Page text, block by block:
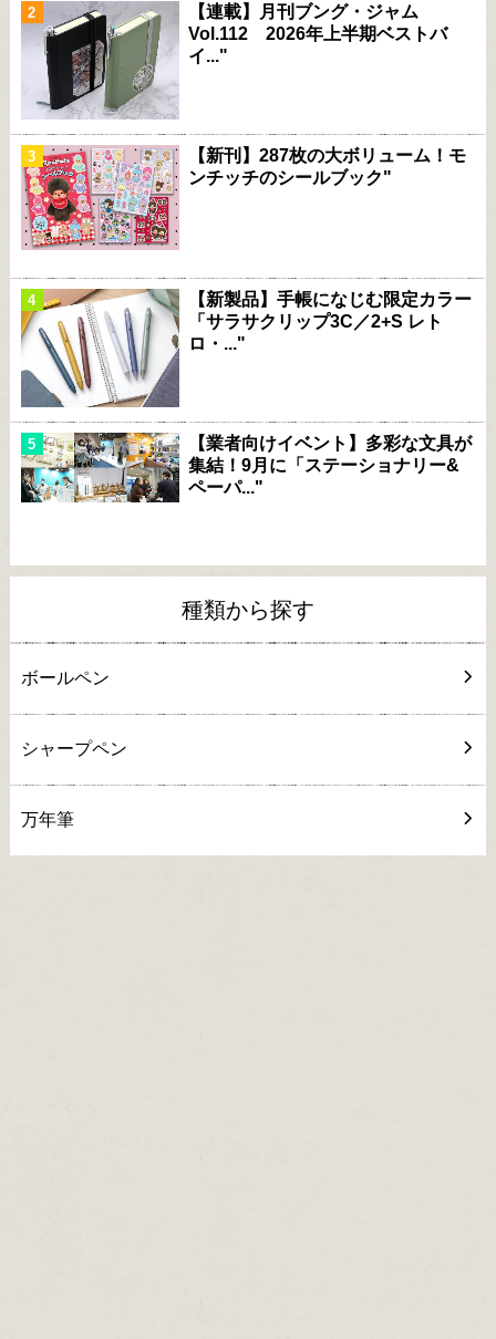
【連載】月刊ブング・ジャム
Vol.112 2026年上半期ベストバ
イ..."
【新刊】287枚の大ボリューム！モ
ンチッチのシールブック"
【新製品】手帳になじむ限定カラー
「サラサクリップ3C／2+S レト
ロ・..."
【業者向けイベント】多彩な文具が
集結！9月に「ステーショナリー&
ペーパ..."
種類から探す
ボールペン
シャープペン
万年筆